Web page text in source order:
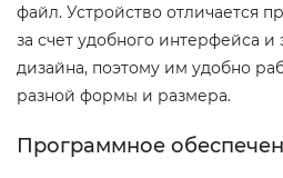
файл. Устройство отличается
за счет удобного интерфейса
дизайна, поэтому им удобно
разной формы и размера.
Программное